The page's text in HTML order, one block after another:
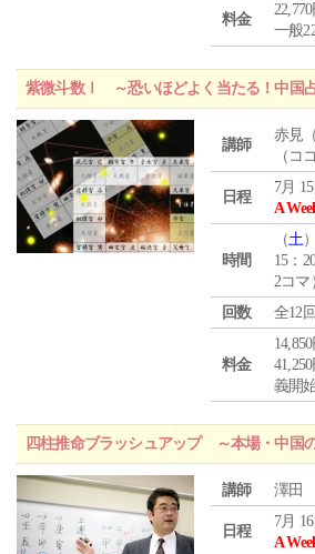
料金
22,770
一般
紫微斗数Ⅰ ～恐いほどよく当たる！中国
講師
赤見
（コ
日程
7月
A
時間
（土）
15：
2コマ
回数
全12回
料金
義開
四柱推命ブラッシュアップ ～本場・中国
講師 澤田
日程
7月
A